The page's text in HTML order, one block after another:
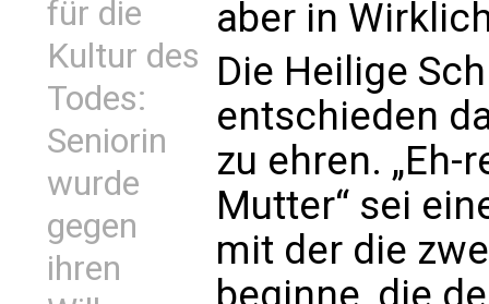
für die
Kultur des
Todes:
Seniorin
wurde
gegen
ihren
aber in
Die Heilige
entschieden
zu ehren. „Eh-
Mutter“ sei
mit der die